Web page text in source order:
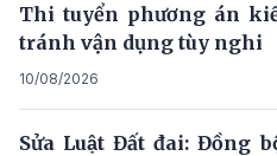
Thi tuyển phương án
tránh vận dụng tùy nghi
10/08/2026
Sửa Luật Đất đai: Đồng